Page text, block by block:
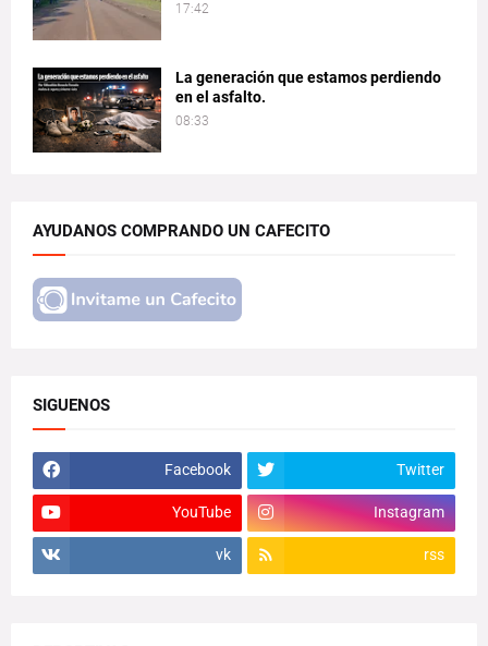
17:42
La generación que estamos perdiendo
en el asfalto.
08:33
AYUDANOS COMPRANDO UN CAFECITO
SIGUENOS
Facebook Twitter
YouTube Instagram
vk rss